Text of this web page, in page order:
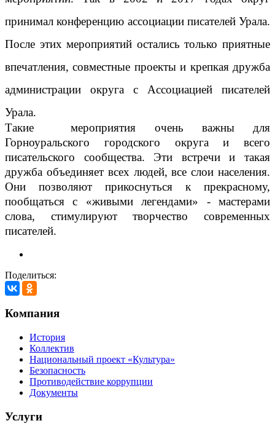
принимал конференцию ассоциации писателей Урала.
После этих мероприятий остались только приятные
впечатления, совместные проекты и крепкая дружба
администрации округа с Ассоциацией писателей
Урала.
Такие мероприятия очень важны для
Горноуральского городского округа и всего
писательского сообщества. Эти встречи и такая
дружба объединяет всех людей, все слои населения.
Они позволяют прикоснуться к прекрасному,
пообщаться с «живыми легендами» - мастерами
слова, стимулируют творчество современных
писателей.
Поделиться:
Компания
История
Коллектив
Национальный проект «Культура»
Безопасность
Противодействие коррупции
Документы
Услуги